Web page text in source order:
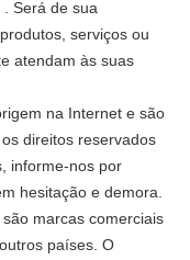
Será de sua
serviços ou
atendam às suas
na Internet e são
direitos reservados
informe-nos por
hesitação e demora.
marcas comerciais
países. O